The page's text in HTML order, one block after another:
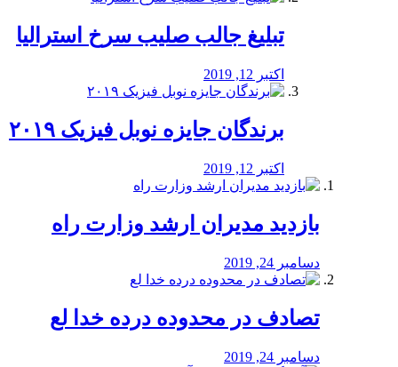
تبلیغ جالب صلیب سرخ استرالیا
اکتبر 12, 2019
برندگان جایزه نوبل فیزیک ۲۰۱۹
اکتبر 12, 2019
بازدید مدیران ارشد وزارت راه
دسامبر 24, 2019
تصادف در محدوده درده خدا لع
دسامبر 24, 2019